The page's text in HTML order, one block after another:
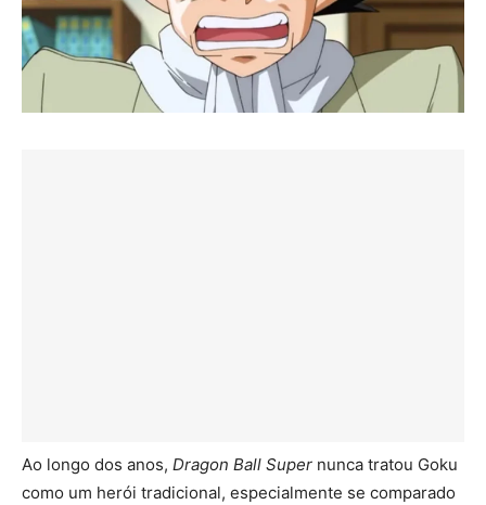
Ao longo dos anos, Dragon Ball Super nunca tratou Goku
como um herói tradicional, especialmente se comparado